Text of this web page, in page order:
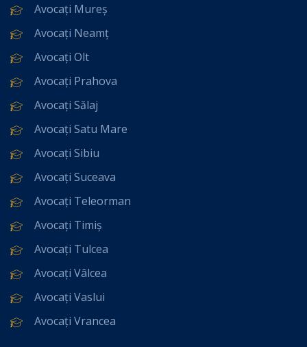
Avocați Mureș
Avocați Neamț
Avocați Olt
Avocați Prahova
Avocați Sălaj
Avocați Satu Mare
Avocați Sibiu
Avocați Suceava
Avocați Teleorman
Avocați Timiș
Avocați Tulcea
Avocați Vâlcea
Avocați Vaslui
Avocați Vrancea